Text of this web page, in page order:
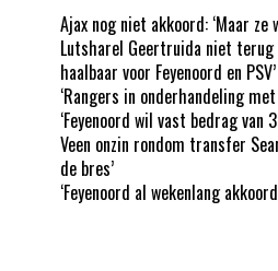
Ajax nog niet akkoord: ‘Maar
Lutsharel Geertruida niet terug
haalbaar voor Feyenoord en PSV’
‘Rangers in onderhandeling
‘Feyenoord wil vast bedrag van
Veen onzin rondom transfer
de bres’
‘Feyenoord al wekenlang